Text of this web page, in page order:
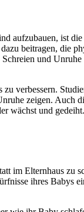
aufzubauen, ist
beitragen, die
und
verbessern.
zeigen.
wächst und
im Elternhaus zu
ihres Babys